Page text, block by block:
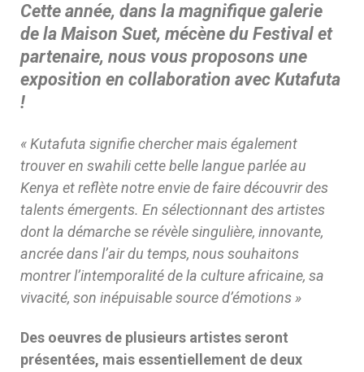
Cette année, dans la magnifique galerie
de la Maison Suet, mécène du Festival et
partenaire, nous vous proposons une
exposition en collaboration avec Kutafuta
!
« Kutafuta signifie chercher mais également
trouver en swahili cette belle langueparlée au
Kenya et reflète notre envie de faire découvrir des
talents émergents. En sélectionnant des artistes
dont la démarche se révèle singulière, innovante,
ancréedans l’air du temps, nous souhaitons
montrer l’intemporalité de la culture africaine, sa
vivacité, son inépuisable source d’émotions »
Des oeuvres de plusieurs artistes seront
présentées, mais essentiellement de deux